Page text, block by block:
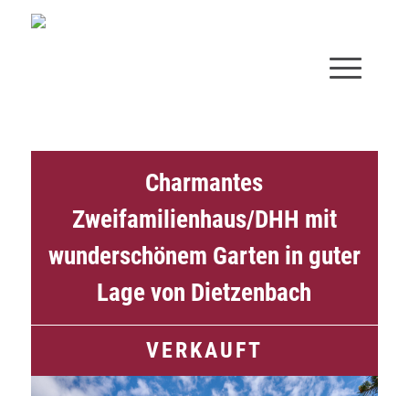
Charmantes
Zweifamilienhaus/DHH mit
wunderschönem Garten in guter
Lage von Dietzenbach
VERKAUFT